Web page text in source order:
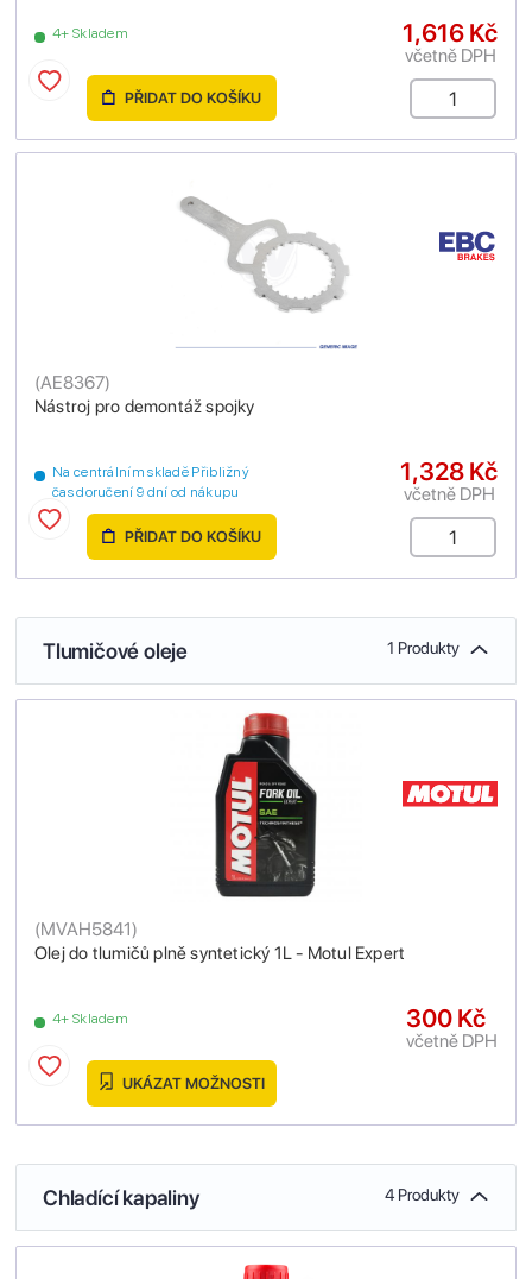
4+ Skladem 1,616 Kč
včetně DPH
PŘIDAT DO KOŠÍKU
Nástroj pro demontáž spojky
(AE8367)
Na centrálním skladě Přibližný
čas doručení 9 dní od nákupu
1,328 Kč
včetně DPH
PŘIDAT DO KOŠÍKU
Tlumičové oleje 1 Produkty
Olej do tlumičů plně syntetický 1L - Motul Expert
(MVAH5841)
4+ Skladem 300 Kč
včetně DPH
UKÁZAT MOŽNOSTI
Chladící kapaliny 4 Produkty